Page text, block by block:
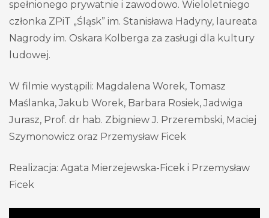
spełnionego prywatnie i zawodowo. Wieloletniego
członka ZPiT „Śląsk” im. Stanisława Hadyny, laureata
Nagrody im. Oskara Kolberga za zasługi dla kultury
ludowej.
W filmie wystąpili: Magdalena Worek, Tomasz
Maślanka, Jakub Worek, Barbara Rosiek, Jadwiga
Jurasz, Prof. dr hab. Zbigniew J. Przerembski, Maciej
Szymonowicz oraz Przemysław Ficek
Realizacja: Agata Mierzejewska-Ficek i Przemysław
Ficek